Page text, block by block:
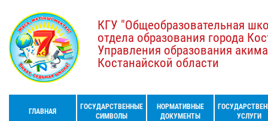
КГУ "Общеобразовательная
отдела образования города
Управления образования
Костанайской области
ГЛАВНАЯ
ГОСУДАРСТВЕННЫЕ
СИМВОЛЫ
НОРМАТИВНЫЕ
ДОКУМЕНТЫ
УСЛУГИ